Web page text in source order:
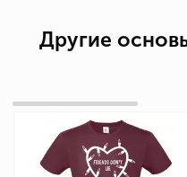
Другие